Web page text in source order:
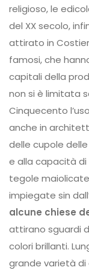
religioso, le
del XX secolo,
attirato in
famosi, che
capitali della
non si è limitata
Cinquecento
anche in
delle cupole
e alla capacità di
tegole
impiegate sin
alcune chiese
attirano sguardi
colori brillanti.
grande varietà